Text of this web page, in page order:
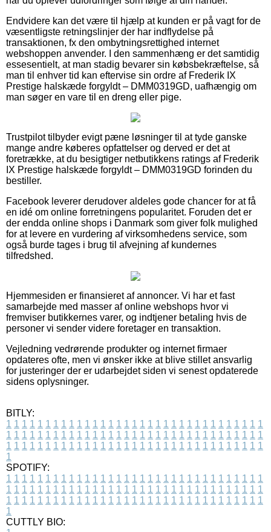
Endvidere kan det være til hjælp at kunden er på vagt for de
væsentligste retningslinjer der har indflydelse på
transaktionen, fx den ombytningsrettighed internet
webshoppen anvender. I den sammenhæng er det samtidig
essesentielt, at man stadig bevarer sin købsbekræftelse, så
man til enhver tid kan eftervise sin ordre af Frederik IX
Prestige halskæde forgyldt – DMM0319GD, uafhængig om
man søger en vare til en dreng eller pige.
Trustpilot tilbyder evigt pæne løsninger til at tyde ganske
mange andre køberes opfattelser og derved er det at
foretrække, at du besigtiger netbutikkens ratings af Frederik
IX Prestige halskæde forgyldt – DMM0319GD forinden du
bestiller.
Facebook leverer derudover aldeles gode chancer for at få
en idé om online forretningens popularitet. Foruden det er
der endda online shops i Danmark som giver folk mulighed
for at levere en vurdering af virksomhedens service, som
også burde tages i brug til afvejning af kundernes
tilfredshed.
Hjemmesiden er finansieret af annoncer. Vi har et fast
samarbejde med masser af online webshops hvor vi
fremviser butikkernes varer, og indtjener betaling hvis de
personer vi sender videre foretager en transaktion.
Vejledning vedrørende produkter og internet firmaer
opdateres ofte, men vi ønsker ikke at blive stillet ansvarlig
for justeringer der er udarbejdet siden vi senest opdaterede
sidens oplysninger.
BITLY:
1 1 1 1 1 1 1 1 1 1 1 1 1 1 1 1 1 1 1 1 1 1 1 1 1 1 1 1 1 1 1 1 1
1 1 1 1 1 1 1 1 1 1 1 1 1 1 1 1 1 1 1 1 1 1 1 1 1 1 1 1 1 1 1 1 1
1 1 1 1 1 1 1 1 1 1 1 1 1 1 1 1 1 1 1 1 1 1 1 1 1 1 1 1 1 1 1 1 1
1
SPOTIFY:
1 1 1 1 1 1 1 1 1 1 1 1 1 1 1 1 1 1 1 1 1 1 1 1 1 1 1 1 1 1 1 1 1
1 1 1 1 1 1 1 1 1 1 1 1 1 1 1 1 1 1 1 1 1 1 1 1 1 1 1 1 1 1 1 1 1
1 1 1 1 1 1 1 1 1 1 1 1 1 1 1 1 1 1 1 1 1 1 1 1 1 1 1 1 1 1 1 1 1
1
CUTTLY BIO: